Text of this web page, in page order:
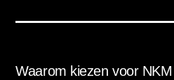
Waarom kiezen voor